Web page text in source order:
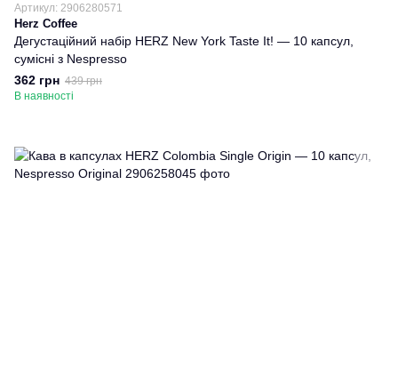
Артикул: 2906280571
Herz Coffee
Дегустаційний набір HERZ New York Taste It! — 10 капсул,
сумісні з Nespresso
362 грн 439 грн
В наявності